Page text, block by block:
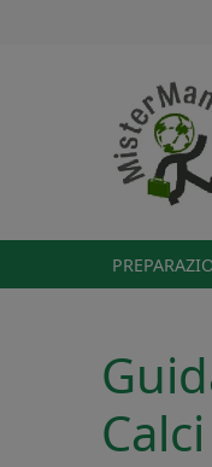
Calci